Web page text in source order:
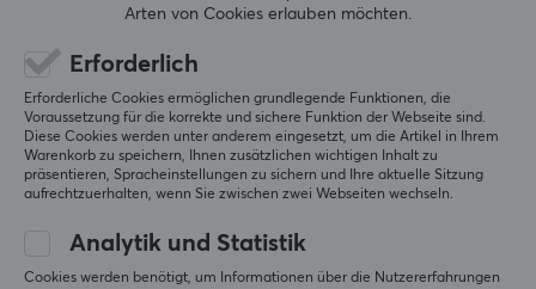
Arten von Cookies erlauben möchten.
Erforderlich
Erforderliche Cookies ermöglichen grundlegende Funktionen, die
Voraussetzung für die korrekte und sichere Funktion der Webseite sind.
Diese Cookies werden unter anderem eingesetzt, um die Artikel in Ihrem
Warenkorb zu speichern, Ihnen zusätzlichen wichtigen Inhalt zu
präsentieren, Spracheinstellungen zu sichern und Ihre aktuelle Sitzung
aufrechtzuerhalten, wenn Sie zwischen zwei Webseiten wechseln.
Analytik und Statistik
Cookies werden benötigt, um Informationen über die Nutzererfahrungen